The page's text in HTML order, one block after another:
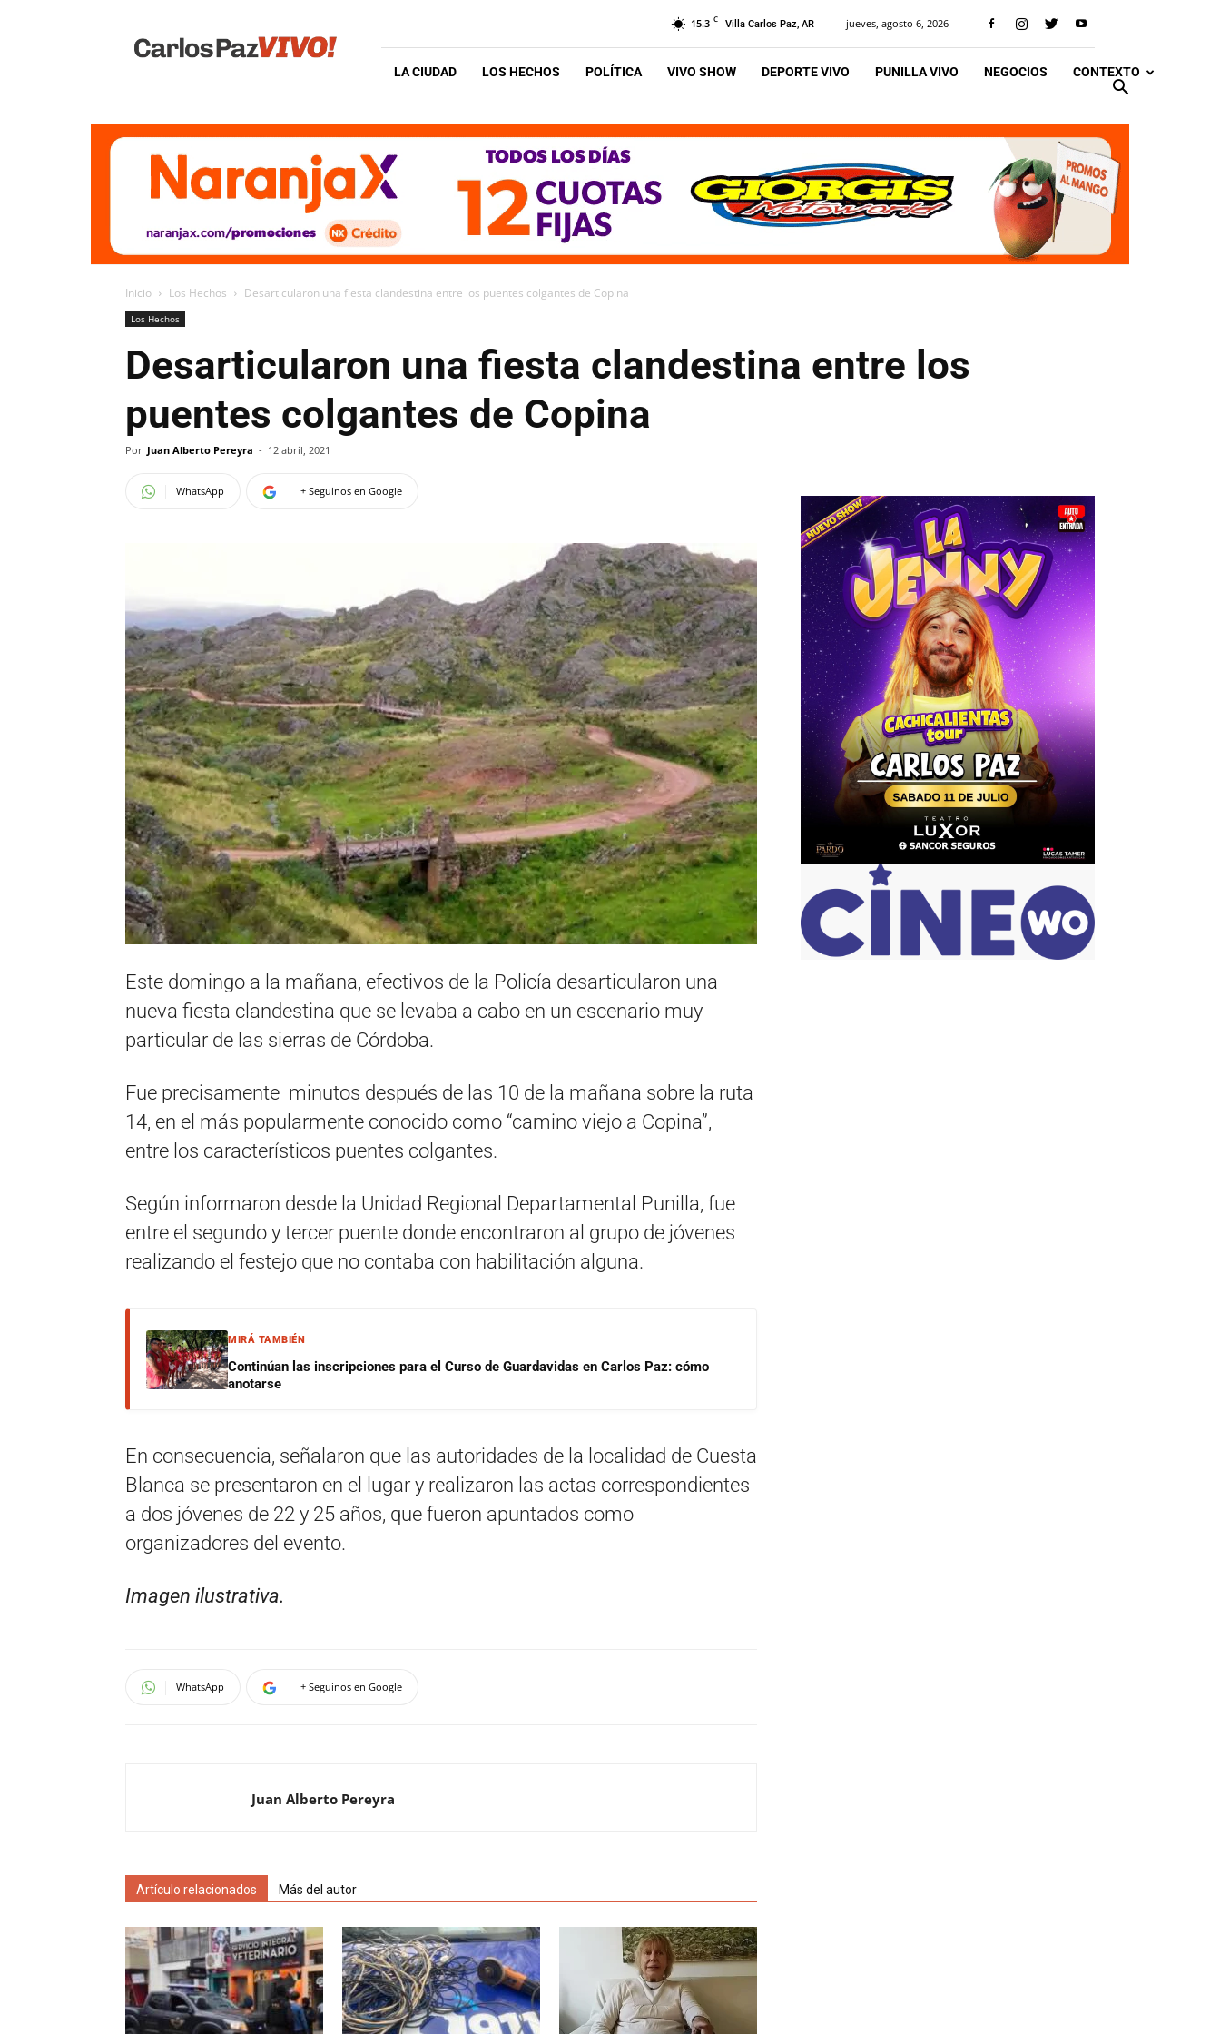
Vivo
15.3 C Villa Carlos Paz, AR jueves, agosto 6, 2026
LA CIUDAD LOS HECHOS POLÍTICA VIVO SHOW DEPORTE VIVO PUNILLA VIVO NEGOCIOS CONTEXTO
Inicio Los Hechos Desarticularon una fiesta clandestina entre los puentes colgantes de Copina
Los Hechos
Desarticularon una fiesta clandestina entre los
puentes colgantes de Copina
Por Juan Alberto Pereyra - 12 abril, 2021
WhatsApp + Seguinos en Google
Este domingo a la mañana, efectivos de la Policía desarticularon una
nueva fiesta clandestina que se levaba a cabo en un escenario muy
particular de las sierras de Córdoba.
Fue precisamente minutos después de las 10 de la mañana sobre la ruta
14, en el más popularmente conocido como “camino viejo a Copina”,
entre los característicos puentes colgantes.
Según informaron desde la Unidad Regional Departamental Punilla, fue
entre el segundo y tercer puente donde encontraron al grupo de jóvenes
realizando el festejo que no contaba con habilitación alguna.
MIRÁ TAMBIÉN
Continúan las inscripciones para el Curso de Guardavidas en Carlos Paz: cómo
anotarse
En consecuencia, señalaron que las autoridades de la localidad de Cuesta
Blanca se presentaron en el lugar y realizaron las actas correspondientes
a dos jóvenes de 22 y 25 años, que fueron apuntados como
organizadores del evento.
Imagen ilustrativa.
WhatsApp + Seguinos en Google
Juan Alberto Pereyra
Artículo relacionados Más del autor